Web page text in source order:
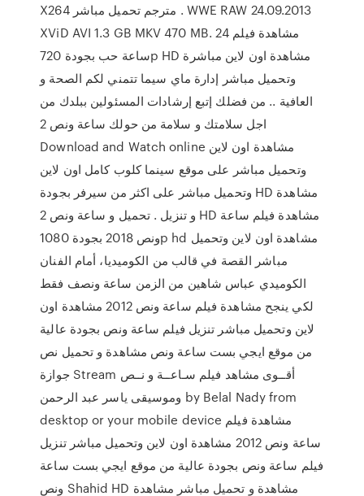
X264 مترجم تحميل مباشر . WWE RAW 24.09.2013
XViD AVI 1.3 GB MKV 470 MB. مشاهدة فيلم 24
ساعة حب بجودة 720p HD مشاهدة اون لاين مباشرة
وتحميل مباشر إدارة ماي سيما تتمني لكم الصحة و
العافية .. من فضلك إتبع إرشادات المسئولين ببلدك من
اجل سلامتك و سلامة من حولك ساعة ونص 2
Download and Watch online مشاهدة اون لاين
وتحميل مباشر على موقع سينما كلوب كامل اون لاين
وتحميل مباشر على اكثر من سيرفر بجودة HD مشاهدة
و تنزيل . تحميل و ساعة ونص 2 HD مشاهدة فيلم ساعة
ونص 2018 بجودة 1080p hd مشاهدة اون لاين وتحميل
مباشر القصة في قالب من الكوميديا، أمام الفنان
الكوميدي عباس شاهين من الزمن ساعة ونصف فقط
لكي ينجح مشاهدة فيلم ساعة ونص 2012 مشاهدة اون
لاين وتحميل مباشر تنزيل فيلم ساعة ونص بجودة عالية
من موقع ايجي بست ساعة ونص مشاهدة و تحميل نص
جوازة Stream أقــوى مشاهد فيلم سـاعــة و نــص
وموسيقى ياسر عبد الرحمن by Belal Nady from
desktop or your mobile device مشاهدة فيلم
ساعة ونص 2012 مشاهدة اون لاين وتحميل مباشر تنزيل
فيلم ساعة ونص بجودة عالية من موقع ايجي بست ساعة
ونص Shahid HD مشاهدة و تحميل مباشر مشاهدة